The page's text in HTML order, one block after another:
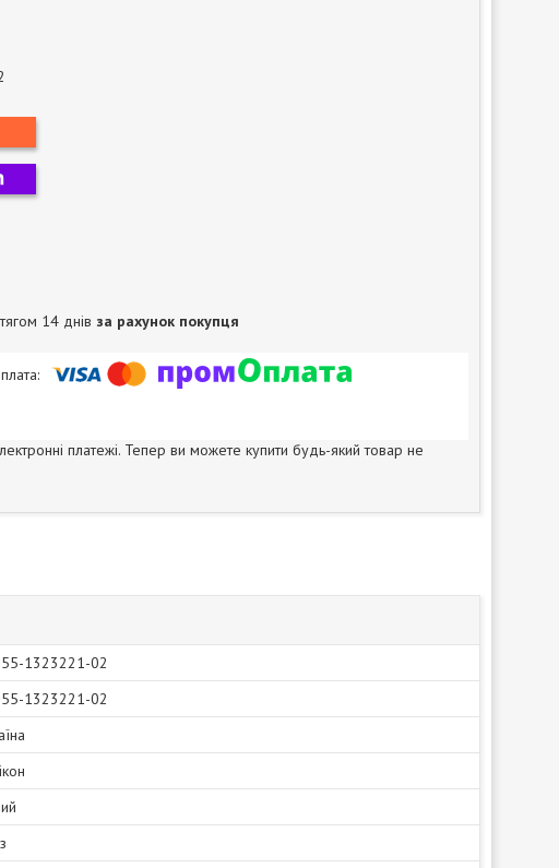
14 днів за рахунок покупця
платежі. Тепер ви можете купити будь-який товар не
1323221-02
1323221-02